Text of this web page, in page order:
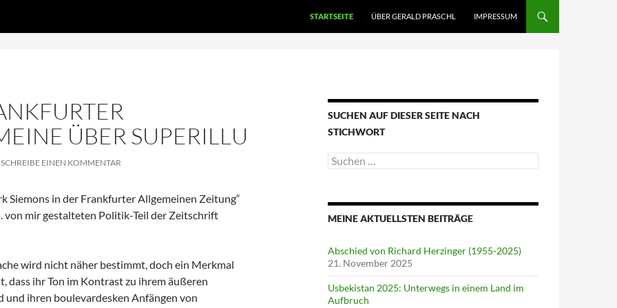
STARTSEITE ÜBER GERALD PRASCHL IMPRESSUM
ÜBER SUPERILLU
SCHREIBE EINEN KOMMENTAR
Siemons in der Frankfurter Allgemeinen Zeitung“
von mir gestalteten Politik-Teil der Zeitschrift
wird nicht näher bestimmt, doch ein Merkmal
dass ihr Ton im Kontrast zu ihrem äußeren
und ihren boulevardesken Anfängen von
SUCHEN AUF DIESER SEITE NACH
STICHWORT
Suche
nach:
MEINE AKTUELLSTEN BEITRÄGE
Abschied von Richard Herzinger (1955-2025)
21. November 2025
Usbekistan 2025: Unterwegs in einem Land im
Aufbruch